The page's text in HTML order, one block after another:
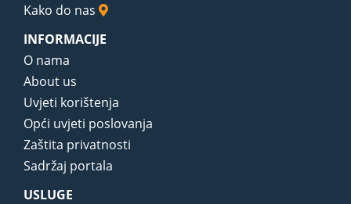
Kako do nas
INFORMACIJE
O nama
About us
Uvjeti korištenja
Opći uvjeti poslovanja
Zaštita privatnosti
Sadržaj portala
USLUGE